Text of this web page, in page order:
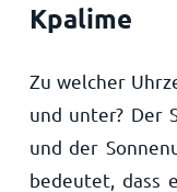
Kpalime
Zu welcher
und unter? Der
und der
bedeutet, dass